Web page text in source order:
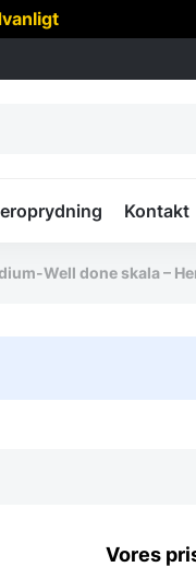
Kontakt
Well done skala –